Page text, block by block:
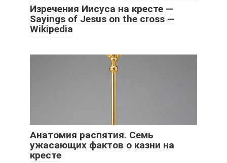
Изречения Иисуса на кресте —
Sayings of Jesus on the cross —
Wikipedia
Анатомия распятия. Семь
ужасающих фактов о казни на
кресте